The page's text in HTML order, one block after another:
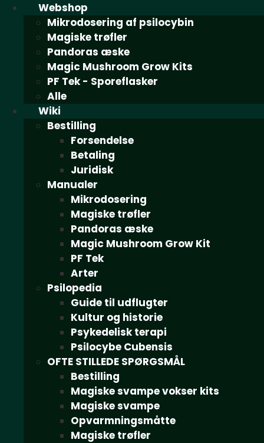
Webshop
Mikrodosering af psilocybin
Magiske trøfler
Pandoras æske
Magic Mushroom Grow Kits
PF Tek - Sporeflasker
Alle
Wiki
Bestilling
Forsendelse
Betaling
Juridisk
Manualer
Mikrodosering
Magiske trøfler
Pandoras æske
Magic Mushroom Grow Kit
PF Tek
Arter
Psilopedia
Guide til udflugter
Kultur og historie
Psykedelisk terapi
Psilocybe Cubensis
OFTE STILLEDE SPØRGSMÅL
Bestilling
Magiske svampe vokser kits
Magiske svampe
Opvarmningsmåtte
Magiske trøfler